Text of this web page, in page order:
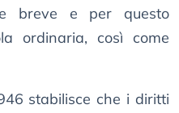
breve e per questo
ordinaria, così come
stabilisce che i diritti